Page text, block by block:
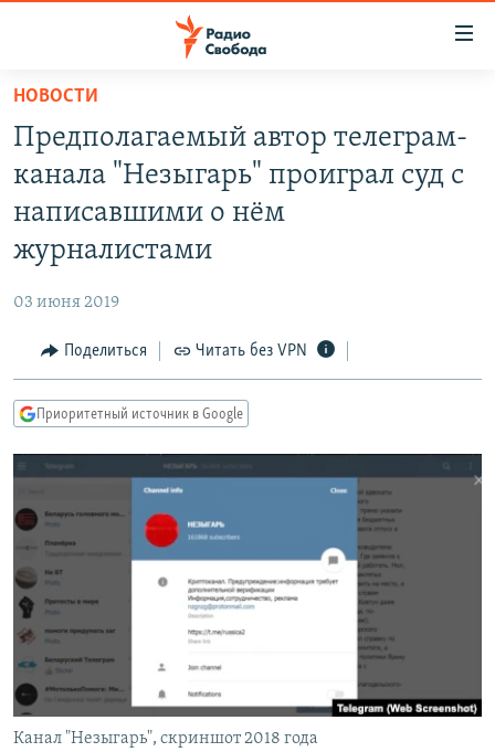
упрощенного
доступа
основному
содержанию
Вернутся
навигации
Вернутся
ПОДКАСТЫ
IDEL.РЕАЛИИ
КАВКАЗ.РЕАЛИИ
СИБИРЬ.РЕАЛИИ
РАСПИСАНИЕ ВЕЩАНИЯ
ПОДПИШИТЕСЬ НА РАССЫЛКУ
СОЦИАЛЬНЫЕ СЕТИ
НОВОСТИ
Предполагаемый автор телеграм-
канала "Незыгарь" проиграл суд с
написавшими о нём
журналистами
03 июня 2019
Поделиться Читать без VPN
Приоритетный источник в Google
Канал "Незыгарь", скриншот 2018 года